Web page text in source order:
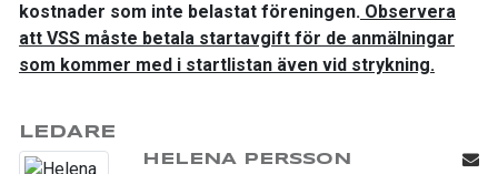
kostnader som inte belastat föreningen. Observera
att VSS måste betala startavgift för de anmälningar
som kommer med i startlistan även vid strykning.
LEDARE
HELENA PERSSON